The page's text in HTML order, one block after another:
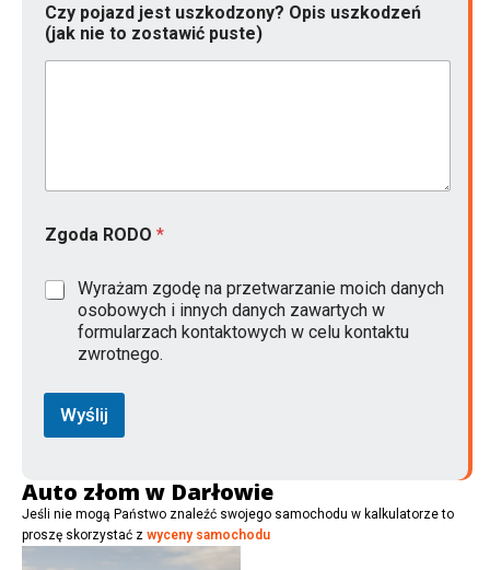
Czy pojazd jest uszkodzony? Opis uszkodzeń
(jak nie to zostawić puste)
Zgoda RODO *
Wyrażam zgodę na przetwarzanie moich danych
osobowych i innych danych zawartych w
formularzach kontaktowych w celu kontaktu
zwrotnego.
Wyślij
Auto złom w Darłowie
Jeśli nie mogą Państwo znaleźć swojego samochodu w kalkulatorze to
proszę skorzystać z wyceny samochodu